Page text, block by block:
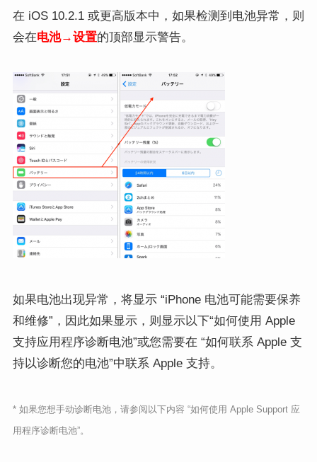
在 iOS 10.2.1 或更高版本中，如果检测到电池异常， 则
会在电池→设置的顶部显示警告。
如果电池出现异常，将显示 “iPhone 电池可能需要保养
和维修”，因此如果显示，则显示以下“如何使用 Apple
支持应用程序诊断电池”或您需要在 “如何联系 Apple 支
持以诊断您的电池”中联系 Apple支持。
* 如果您想手动诊断电池，请参阅以下内容 “如何使用 Apple Support 应
用程序诊断电池”。